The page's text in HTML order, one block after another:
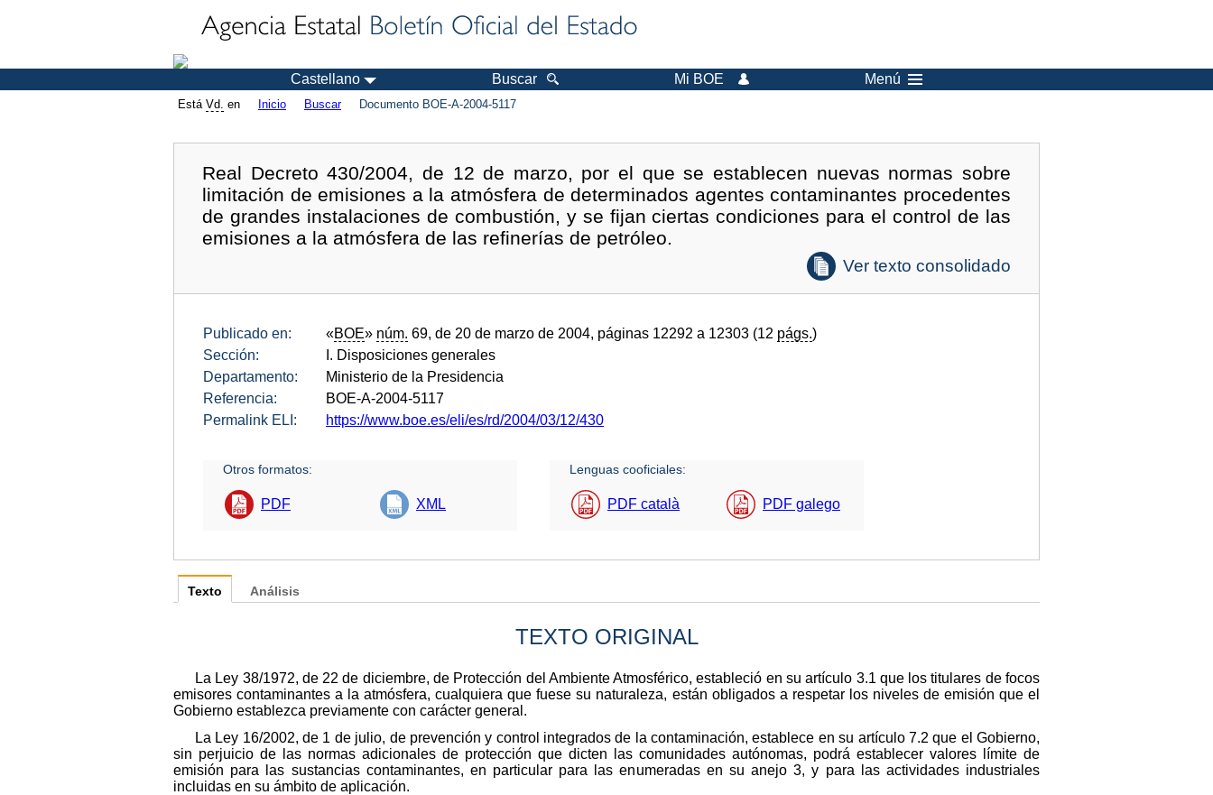
Castellano Buscar Mi BOE Menú
Está Vd. en Inicio Buscar Documento BOE-A-2004-5117
Real Decreto 430/2004, de 12 de marzo, por el que se establecen nuevas normas sobre
limitación de emisiones a la atmósfera de determinados agentes contaminantes procedentes
de grandes instalaciones de combustión, y se fijan ciertas condiciones para el control de las
emisiones a la atmósfera de las refinerías de petróleo.
Ver texto consolidado
Publicado en: «BOE» núm. 69, de 20 de marzo de 2004, páginas 12292 a 12303 (12 págs.)
Sección:
I. Disposiciones generales
Departamento:
Ministerio de la Presidencia
Referencia:
BOE-A-2004-5117
Permalink ELI:
https://www.boe.es/eli/es/rd/2004/03/12/430
Otros formatos:
PDF XML
Lenguas cooficiales:
PDF català PDF galego
Texto
TEXTO ORIGINAL
La Ley 38/1972, de 22 de diciembre, de Protección del Ambiente Atmosférico, estableció en su artículo 3.1 que los titulares de focos
emisores contaminantes a la atmósfera, cualquiera que fuese su naturaleza, están obligados a respetar los niveles de emisión que el
Gobierno establezca previamente con carácter general.
La Ley 16/2002, de 1 de julio, de prevención y control integrados de la contaminación, establece en su artículo 7.2 que el Gobierno,
sin perjuicio de las normas adicionales de protección que dicten las comunidades autónomas, podrá establecer valores límite de
emisión para las sustancias contaminantes, en particular para las enumeradas en su anejo 3, y para las actividades industriales
incluidas en su ámbito de aplicación.
Análisis